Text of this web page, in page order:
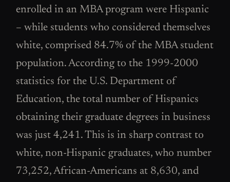
enrolled in an MBA program were Hispanic
– while students who considered themselves
white, comprised 84.7% of the MBA student
population. According to the 1999-2000
statistics for the U.S. Department of
Education, the total number of Hispanics
obtaining their graduate degrees in business
was just 4,241. This is in sharp contrast to
white, non-Hispanic graduates, who number
73,252, African-Americans at 8,630, and